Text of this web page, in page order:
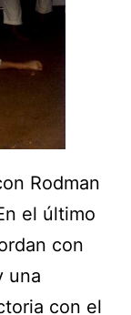
Rodman
el último
con
una
con el